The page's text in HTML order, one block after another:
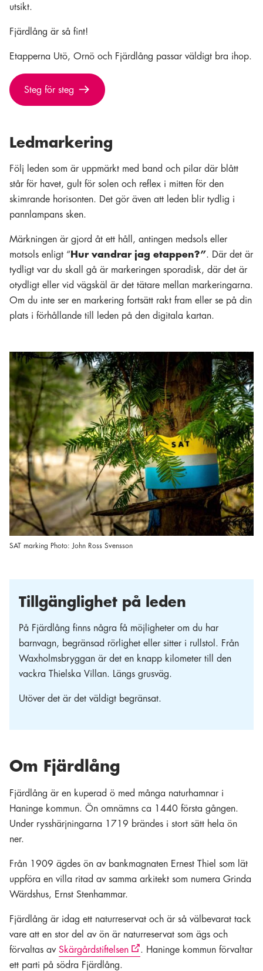
utsikt.
Fjärdlång är så fint!
Etapperna Utö, Ornö och Fjärdlång passar väldigt bra ihop.
Steg för steg
Ledmarkering
Följ leden som är uppmärkt med band och pilar där blått
står för havet, gult för solen och reflex i mitten för den
skimrande horisonten. Det gör även att leden blir tydlig i
pannlampans sken.
Märkningen är gjord åt ett håll, antingen medsols eller
motsols enligt “ Hur vandrar jag etappen?”. Där det är
tydligt var du skall gå är markeringen sporadisk, där det är
otydligt eller vid vägskäl är det tätare mellan markeringarna.
Om du inte ser en markering fortsätt rakt fram eller se på din
plats i förhållande till leden på den digitala kartan.
SAT marking Photo: John Ross Svensson
Tillgänglighet på leden
På Fjärdlång finns några få möjligheter om du har
barnvagn, begränsad rörlighet eller sitter i rullstol. Från
Waxholmsbryggan är det en knapp kilometer till den
vackra Thielska Villan. Längs grusväg.
Utöver det är det väldigt begränsat.
Om Fjärdlång
Fjärdlång är en kuperad ö med många naturhamnar i
Haninge kommun. Ön omnämns ca 1440 första gången.
Under rysshärjningarna 1719 brändes i stort sätt hela ön
ner.
Från 1909 ägdes ön av bankmagnaten Ernest Thiel som lät
uppföra en villa ritad av samma arkitekt som numera Grinda
Wärdshus, Ernst Stenhammar.
Fjärdlång är idag ett naturreservat och är så välbevarat tack
vare att en stor del av ön är naturreservat som ägs och
förvaltas av Skärgårdstiftelsen
. Haninge kommun förvaltar
ett parti på södra Fjärdlång.